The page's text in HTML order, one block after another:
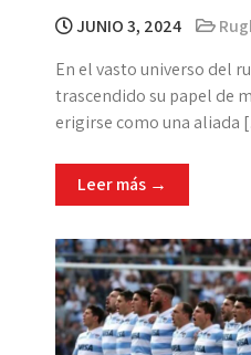
JUNIO 3, 2024
En el vasto universo del
trascendido su papel de
erigirse como una
Leer más →